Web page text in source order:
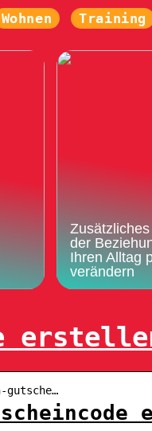
Wohnen Training
der
Ihren Alltag
verändern
gutsche…